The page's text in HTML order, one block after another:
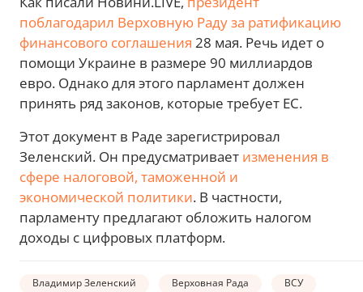
поблагодарил Верховную Раду за ратификацию
финансового соглашения 28 мая. Речь идет о
помощи Украине в размере 90 миллиардов
евро. Однако для этого парламент должен
принять ряд законов, которые требует ЕС.
Этот документ в Раде зарегистрировал
Зеленский. Он предусматривает изменения в
сфере налоговой, таможенной и
экономической политики. В частности,
парламенту предлагают обложить налогом
доходы с цифровых платформ.
Владимир Зеленский Верховная Рада ВСУ